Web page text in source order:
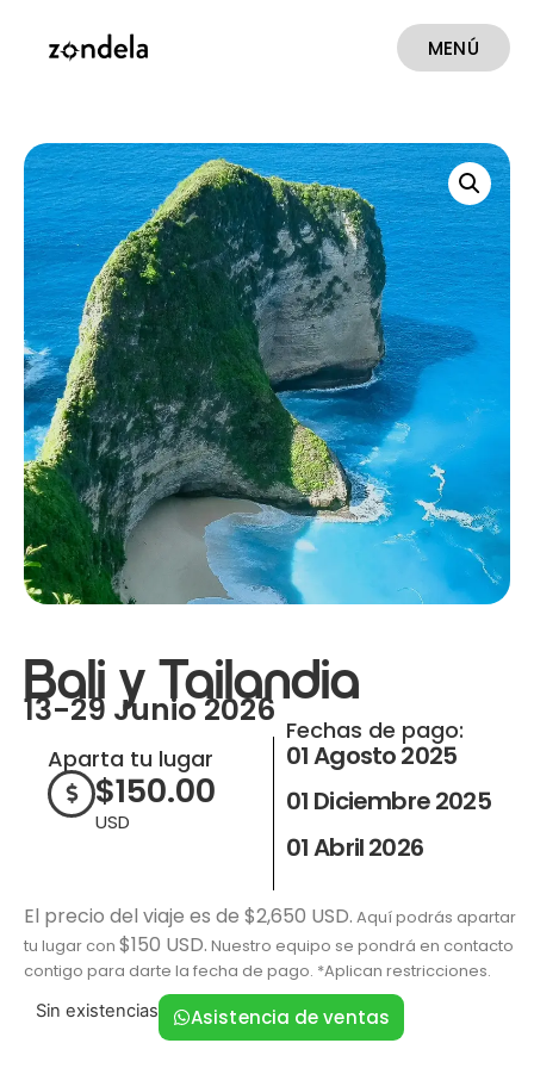
MENÚ
Bali y Tailandia
13-29 Junio 2026
Aparta tu lugar
$150.00
USD
Fechas de pago:
01 Agosto 2025
01 Diciembre 2025
01 Abril 2026
El precio del viaje es de $2,650 USD. Aquí podrás apartar
tu lugar con $150 USD. Nuestro equipo se pondrá en contacto
contigo para darte la fecha de pago. *Aplican restricciones.
Sin existencias Asistencia de ventas